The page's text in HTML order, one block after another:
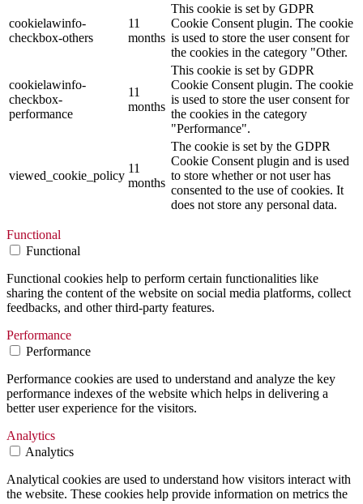
cookielawinfo-
checkbox-others
11
months
This cookie is set by GDPR
Cookie Consent plugin. The cookie
is used to store the user consent for
the cookies in the category "Other.
cookielawinfo-
checkbox-
performance
11
months
This cookie is set by GDPR
Cookie Consent plugin. The cookie
is used to store the user consent for
the cookies in the category
"Performance".
viewed_cookie_policy
11
months
The cookie is set by the GDPR
Cookie Consent plugin and is used
to store whether or not user has
consented to the use of cookies. It
does not store any personal data.
Functional
Functional
Functional cookies help to perform certain functionalities like
sharing the content of the website on social media platforms, collect
feedbacks, and other third-party features.
Performance
Performance
Performance cookies are used to understand and analyze the key
performance indexes of the website which helps in delivering a
better user experience for the visitors.
Analytics
Analytics
Analytical cookies are used to understand how visitors interact with
the website. These cookies help provide information on metrics the